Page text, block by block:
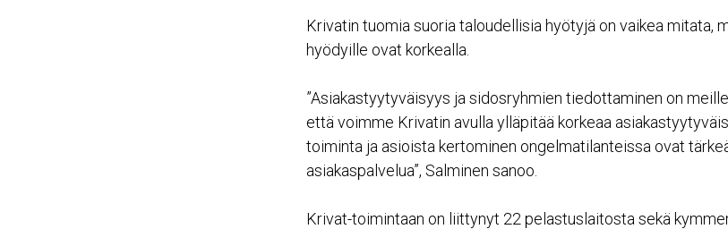
Krivatin tuomia suoria taloudellisia hyötyjä on vaikea mitata,
hyödyille ovat korkealla.
”Asiakastyytyväisyys ja sidosryhmien tiedottaminen on
että voimme Krivatin avulla ylläpitää korkeaa
toiminta ja asioista kertominen ongelmatilanteissa ovat
asiakaspalvelua”, Salminen sanoo.
Krivat-toimintaan on liittynyt 22 pelastuslaitosta sekä